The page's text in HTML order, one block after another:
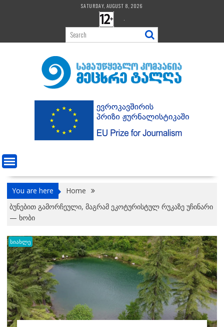
SATURDAY, AUGUST 8, 2026
.
You are here
Home
ბუნებით გამორჩეული, მაგრამ ეკოტურისტულ რუკაზე უჩინარი
— ხობი
სიახლე